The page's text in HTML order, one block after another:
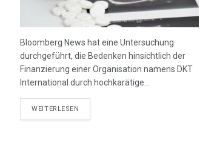
Bloomberg News hat eine Untersuchung
durchgeführt, die Bedenken hinsichtlich der
Finanzierung einer Organisation namens DKT
International durch hochkarätige...
WEITERLESEN